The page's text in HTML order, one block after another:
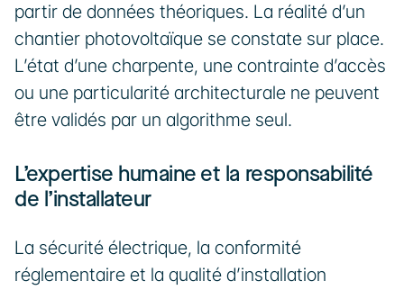
partir de données théoriques. La réalité d’un
chantier photovoltaïque se constate sur place.
L’état d’une charpente, une contrainte d’accès
ou une particularité architecturale ne peuvent
être validés par un algorithme seul.
L’expertise humaine et la responsabilité
de l’installateur
La sécurité électrique, la conformité
réglementaire et la qualité d’installation